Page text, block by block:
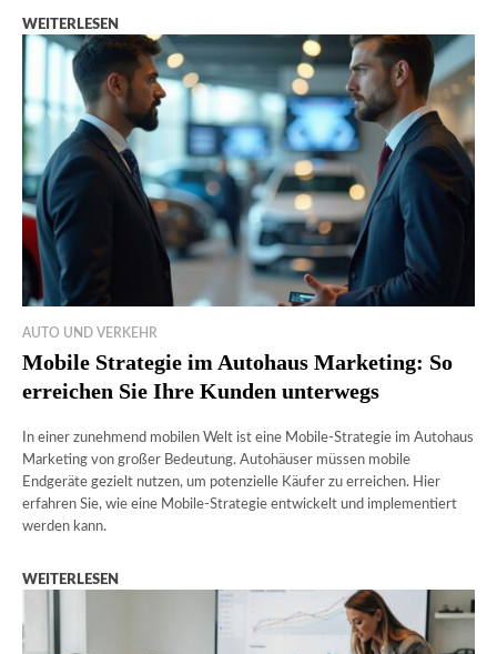
WEITERLESEN
AUTO UND VERKEHR
Mobile Strategie im Autohaus Marketing: So
erreichen Sie Ihre Kunden unterwegs
In einer zunehmend mobilen Welt ist eine Mobile-Strategie im Autohaus
Marketing von großer Bedeutung. Autohäuser müssen mobile
Endgeräte gezielt nutzen, um potenzielle Käufer zu erreichen. Hier
erfahren Sie, wie eine Mobile-Strategie entwickelt und implementiert
werden kann.
WEITERLESEN